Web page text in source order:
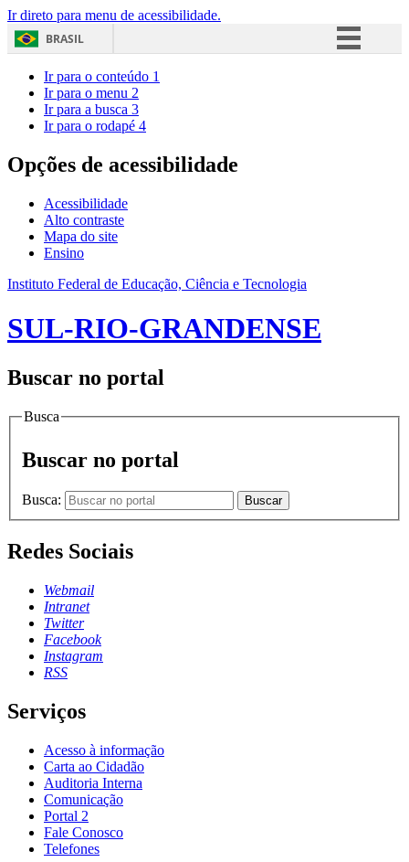
Ir direto para menu de acessibilidade.
BRASIL
Acesso à informação
Ir para o conteúdo 1
Ir para o menu 2
Ir para a busca 3
Ir para o rodapé 4
Opções de acessibilidade
Acessibilidade
Alto contraste
Mapa do site
Ensino
Instituto Federal de Educação, Ciência e Tecnologia
SUL-RIO-GRANDENSE
Buscar no portal
Busca
Buscar no portal
Busca: Buscar
Redes Sociais
Webmail
Intranet
Twitter
Facebook
Instagram
RSS
Serviços
Acesso à informação
Carta ao Cidadão
Auditoria Interna
Comunicação
Portal 2
Fale Conosco
Telefones